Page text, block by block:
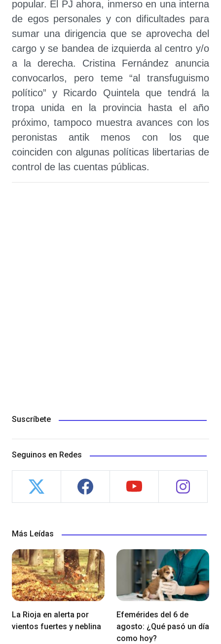
popular. El PJ ahora, inmerso en una interna
de egos personales y con dificultades para
sumar una dirigencia que se aprovecha del
cargo y se bandea de izquierda al centro y/o
a la derecha. Cristina Fernández anuncia
convocarlos, pero teme “al transfuguismo
político” y Ricardo Quintela que tendrá la
tropa unida en la provincia hasta el año
próximo, tampoco muestra avances con los
peronistas antik menos con los que
coinciden con algunas políticas libertarias de
control de las cuentas públicas.
Suscríbete
Seguinos en Redes
Más Leídas
La Rioja en alerta por
vientos fuertes y neblina
Efemérides del 6 de
agosto: ¿Qué pasó un día
como hoy?